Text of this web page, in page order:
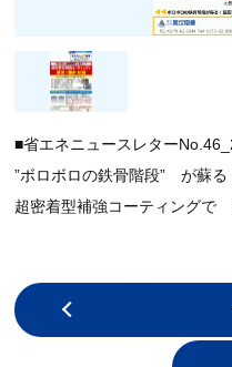
■省エネニュースレター
”ボロボロの鉄骨階段” が蘇る
超密着型補強コーティングで